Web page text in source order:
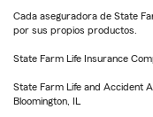
Cada aseguradora de State
por sus propios productos.
State Farm Life Insurance
State Farm Life and Accident
Bloomington, IL